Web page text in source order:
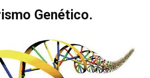
Genético.